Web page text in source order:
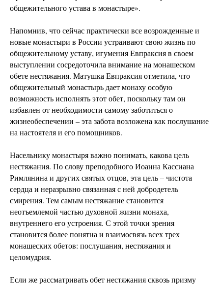
общежительного устава в монастыре».
Напомнив, что сейчас практически все возрожденные и
новые монастыри в России устраивают свою жизнь по
общежительному уставу, игумения Евпраксия в своем
выступлении сосредоточила внимание на монашеском
обете нестяжания. Матушка Евпраксия отметила, что
общежительный монастырь дает монаху особую
возможность исполнять этот обет, поскольку там он
избавлен от необходимости самому заботиться о
жизнеобеспечении – эта забота возложена как послушание
на настоятеля и его помощников.
Насельнику монастыря важно понимать, какова цель
нестяжания. По слову преподобного Иоанна Кассиана
Римлянина и других святых отцов, эта цель – чистота
сердца и неразрывно связанная с ней добродетель
смирения. Тем самым нестяжание становится
неотъемлемой частью духовной жизни монаха,
внутреннего его устроения. С этой точки зрения
становится более понятна и взаимосвязь всех трех
монашеских обетов: послушания, нестяжания и
целомудрия.
Если же рассматривать обет нестяжания сквозь призму